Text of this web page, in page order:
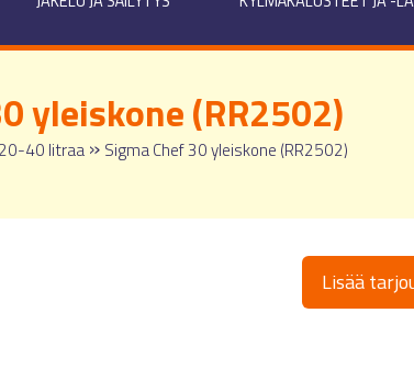
yleiskone (RR2502)
20-40 litraa » Sigma Chef 30 yleiskone (RR2502)
Lisää